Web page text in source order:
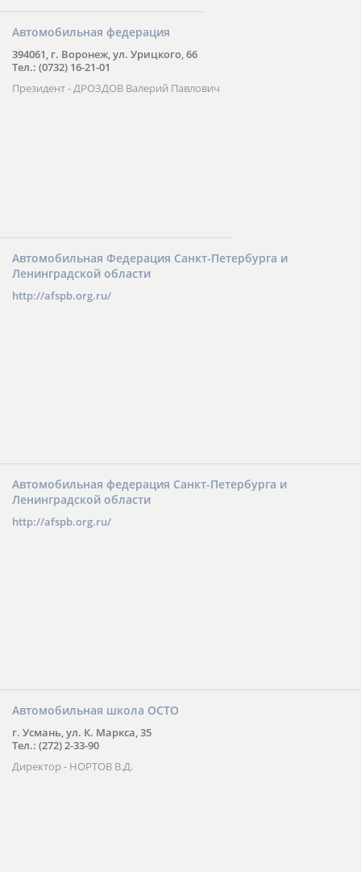
Автомобильная федерация
394061, г. Воронеж, ул. Урицкого, 66
Тел.: (0732) 16-21-01
Президент - ДРОЗДОВ Валерий Павлович
Автомобильная Федерация Санкт-Петербурга и
Ленинградской области
http://afspb.org.ru/
Автомобильная федерация Санкт-Петербурга и
Ленинградской области
http://afspb.org.ru/
Автомобильная школа ОСТО
г. Усмань, ул. К. Маркса, 35
Тел.: (272) 2-33-90
Директор - НОРТОВ В.Д.